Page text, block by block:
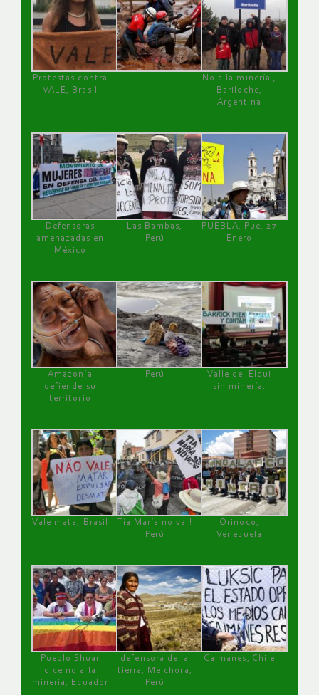
Protestas contra
VALE, Brasil
No a la minería ,
Bariloche,
Argentina
Defensoras
amenazadas en
México
Las Bambas,
Perú
PUEBLA, Pue, 27
Enero
Amazonía
defiende su
territorio
Perú
Valle del Elqui
sin minería.
Vale mata, Brasil
Tía María no va !
Perú
Orinoco,
Venezuela
Pueblo Shuar
dice no a la
minería, Ecuador
defensora de la
tierra, Melchora,
Perú
Caimanes, Chile